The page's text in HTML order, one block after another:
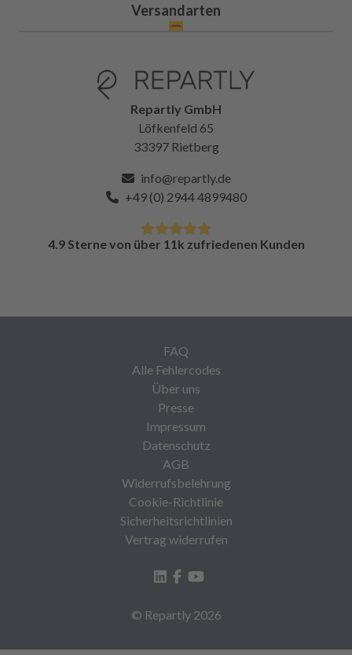
Versandarten
Repartly GmbH
Löfkenfeld 65
33397 Rietberg
info@repartly.de
+49 (0) 2944 4899480
4.9 Sterne von über 11k zufriedenen Kunden
FAQ
Alle Fehlercodes
Über uns
Presse
Impressum
Datenschutz
AGB
Widerrufsbelehrung
Cookie-Richtlinie
Sicherheitsrichtlinien
Vertrag widerrufen
© Repartly 2026